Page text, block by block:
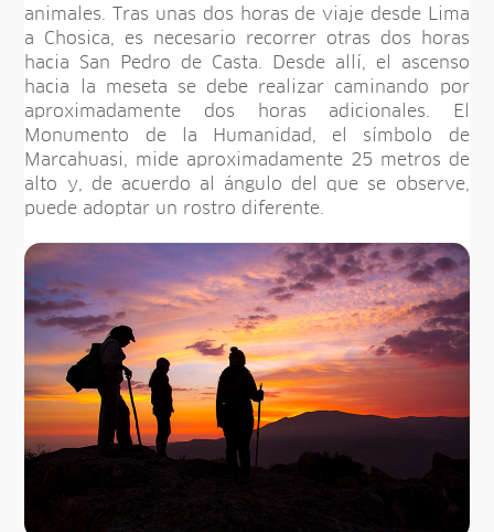
animales. Tras unas dos horas de viaje desde Lima
a Chosica, es necesario recorrer otras dos horas
hacia San Pedro de Casta. Desde allí, el ascenso
hacia la meseta se debe realizar caminando por
aproximadamente dos horas adicionales. El
Monumento de la Humanidad, el símbolo de
Marcahuasi, mide aproximadamente 25 metros de
alto y, de acuerdo al ángulo del que se observe,
puede adoptar un rostro diferente.